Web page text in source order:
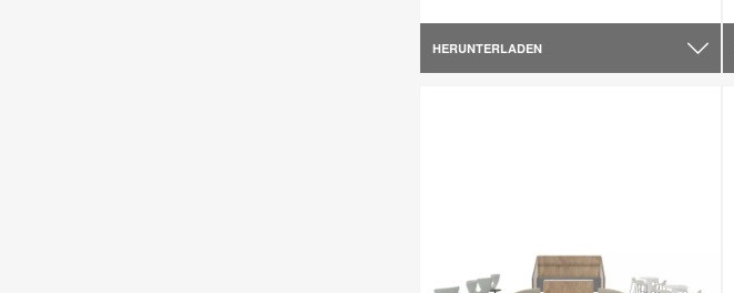
HERUNTERLADEN